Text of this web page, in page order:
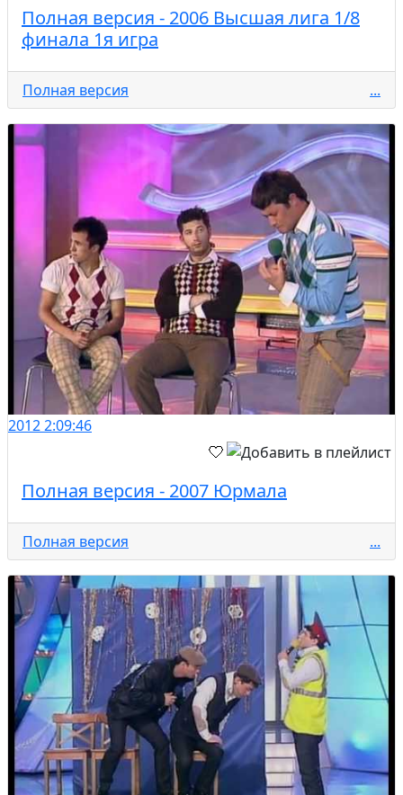
Полная версия - 2006 Высшая лига 1/8
финала 1я игра
Полная версия ...
20122:09:46
Полная версия - 2007 Юрмала
Полная версия ...